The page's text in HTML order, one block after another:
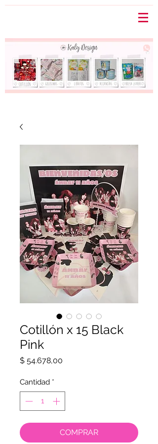
Cotillón x 15 Black
Pink
$ 54.678,00
Cantidad *
COMPRAR